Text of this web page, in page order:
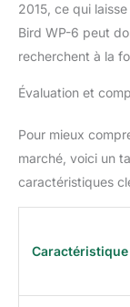
2015, ce qui
Bird WP-6 peut
recherchent à la
Évaluation et
Pour mieux
marché, voici un
caractéristiques
Caractéristique